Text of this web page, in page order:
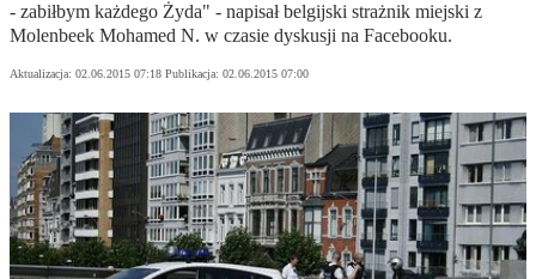
- zabiłbym każdego Żyda" - napisał belgijski strażnik miejski z
Molenbeek Mohamed N. w czasie dyskusji na Facebooku.
Aktualizacja: 02.06.2015 07:18 Publikacja: 02.06.2015 07:00